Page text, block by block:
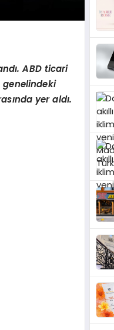
ABD ticari
genelindeki
yer aldı.